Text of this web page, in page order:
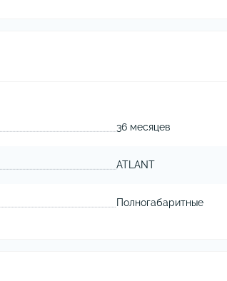
36 месяцев
ATLANT
Полногабаритные